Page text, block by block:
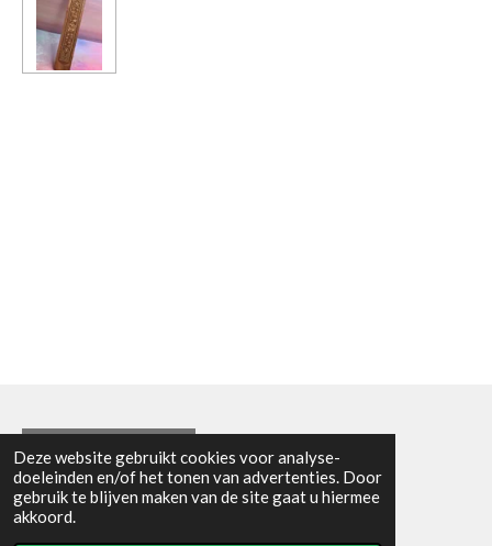
Deze website gebruikt cookies voor analyse-
doeleinden en/of het tonen van advertenties. Door
gebruik te blijven maken van de site gaat u hiermee
akkoord.
Algemene voorwaarden
© 2021 - RC en mineralenshop Het vlinderpad
Powered by